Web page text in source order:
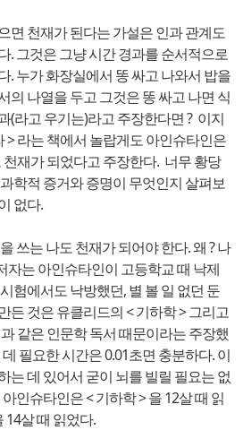
면 천재가 된다는 가설은 인과 관계도
. 그것은 그냥 시간 경과를 순서적으로
. 누가 화장실에서 똥 싸고 나와서 밥을
의 나열을 두고 그것은 똥 싸고 나면 식
(라고 우기는)라고 주장한다면 ? 이지
> 라는 책에서 놀랍게도 아인슈타인은
재가 되었다고 주장한다. 너무 황당
학적 증거와 증명이 무엇인지 살펴보
없다.
쓰는 나도 천재가 되어야 한다. 왜 ? 나
자는 아인슈타인이 고등학교 때 낙제
험에서도 낙방했던, 별 볼 일 없던 둔
든 것은 유클리드의 < 기하학 > 그리고
같은 인문학 독서 때문이라는 주장했
필요한 시간은 0.01초면 충분하다. 이
는 데 있어서 굳이 뇌를 빌릴 필요는 없
인슈타인은 < 기하학 > 을 12살 때 읽
14살 때 읽었다.